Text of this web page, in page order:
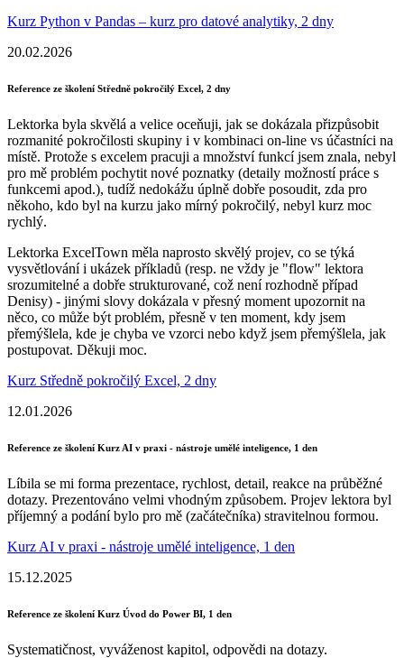
Kurz Python v Pandas – kurz pro datové analytiky, 2 dny
20.02.2026
Reference ze školení Středně pokročilý Excel, 2 dny
Lektorka byla skvělá a velice oceňuji, jak se dokázala přizpůsobit
rozmanité pokročilosti skupiny i v kombinaci on-line vs účastníci na
místě. Protože s excelem pracuji a množství funkcí jsem znala, nebyl
pro mě problém pochytit nové poznatky (detaily možností práce s
funkcemi apod.), tudíž nedokážu úplně dobře posoudit, zda pro
někoho, kdo byl na kurzu jako mírný pokročilý, nebyl kurz moc
rychlý.
Lektorka ExcelTown měla naprosto skvělý projev, co se týká
vysvětlování i ukázek příkladů (resp. ne vždy je "flow" lektora
srozumitelné a dobře strukturované, což není rozhodně případ
Denisy) - jinými slovy dokázala v přesný moment upozornit na
něco, co může být problém, přesně v ten moment, kdy jsem
přemýšlela, kde je chyba ve vzorci nebo když jsem přemýšlela, jak
postupovat. Děkuji moc.
Kurz Středně pokročilý Excel, 2 dny
12.01.2026
Reference ze školení Kurz AI v praxi - nástroje umělé inteligence, 1 den
Líbila se mi forma prezentace, rychlost, detail, reakce na průběžné
dotazy. Prezentováno velmi vhodným způsobem. Projev lektora byl
příjemný a podání bylo pro mě (začátečníka) stravitelnou formou.
Kurz AI v praxi - nástroje umělé inteligence, 1 den
15.12.2025
Reference ze školení Kurz Úvod do Power BI, 1 den
Systematičnost, vyváženost kapitol, odpovědi na dotazy.